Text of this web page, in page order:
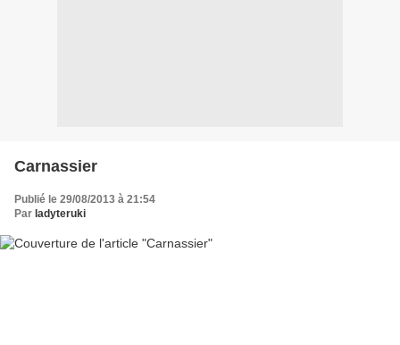
Carnassier
Publié le 29/08/2013 à 21:54
Par ladyteruki